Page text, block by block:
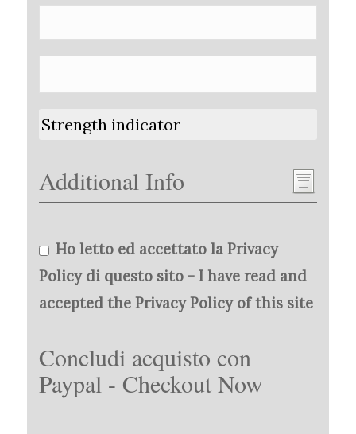
Strength indicator
Additional Info
Ho letto ed accettato la Privacy
Policy di questo sito - I have read and
accepted the Privacy Policy of this site
Concludi acquisto con
Paypal - Checkout Now